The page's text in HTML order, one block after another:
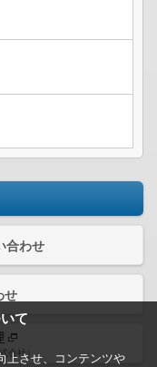
て
上させ、コンテンツや
合わせ
せ
会社）